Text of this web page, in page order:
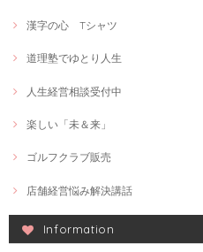
漢字の心 Tシャツ
道理塾でゆとり人生
人生経営相談受付中
楽しい「未＆来」
ゴルフクラブ販売
店舗経営悩み解決講話
Information